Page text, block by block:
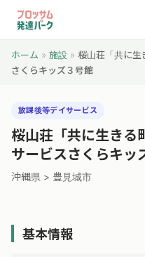
ホーム » 施設 » 桜山荘「共に
さくらキッズ３号館
放課後等デイサービス
桜山荘「共に生き
サービスさくらキッ
沖縄県 > 豊見城市
基本情報